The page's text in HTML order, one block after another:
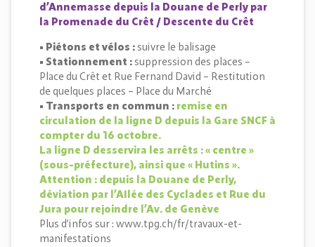
d’Annemasse depuis la Douane de Perly par
la Promenade du Crêt / Descente du Crêt
• Piétons et vélos : suivre le balisage
• Stationnement : suppression des places –
Place du Crêt et Rue Fernand David – Restitution
de quelques places – Place du Marché
• Transports en commun : remise en
circulation de la ligne D depuis la Gare SNCF à
compter du 16 octobre.
La ligne D desservira les arrêts : « centre »
(sous-préfecture), ainsi que « Hutins ».
Attention : depuis la Douane de Perly,
déviation par l’Allée des Cyclades et Rue du
Jura pour rejoindre l’Av. de Genève
Plus d’infos sur : www.tpg.ch/fr/travaux-et-
manifestations